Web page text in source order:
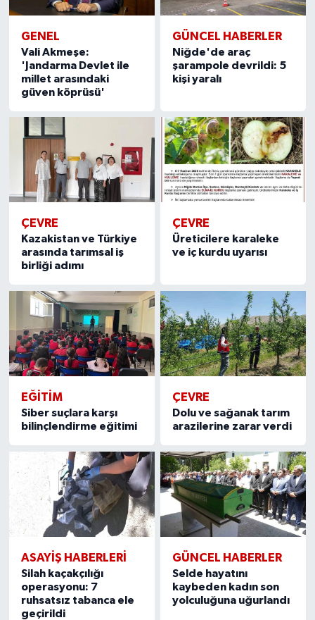
GENEL
Vali Akmeşe:
'Jandarma Devlet ile
millet arasındaki
güven köprüsü'
GÜNCEL HABERLER
Niğde'de araç
şarampole devrildi: 5
kişi yaralı
ÇEVRE
Kazakistan ve Türkiye
arasında tarımsal iş
birliği adımı
ÇEVRE
Üreticilere karaleke
ve iç kurdu uyarısı
EĞİTİM
Siber suçlara karşı
bilinçlendirme eğitimi
ÇEVRE
Dolu ve sağanak tarım
arazilerine zarar verdi
ASAYİŞ HABERLERİ
Silah kaçakçılığı
operasyonu: 7
ruhsatsız tabanca ele
geçirildi
GÜNCEL HABERLER
Selde hayatını
kaybeden kadın son
yolculuğuna uğurlandı